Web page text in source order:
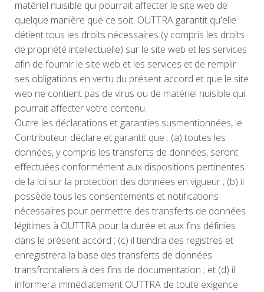
matériel nuisible qui pourrait affecter le site web de
quelque manière que ce soit. OUTTRA garantit qu'elle
détient tous les droits nécessaires (y compris les droits
de propriété intellectuelle) sur le site web et les services
afin de fournir le site web et les services et de remplir
ses obligations en vertu du présent accord et que le site
web ne contient pas de virus ou de matériel nuisible qui
pourrait affecter votre contenu.
Outre les déclarations et garanties susmentionnées, le
Contributeur déclare et garantit que : (a) toutes les
données, y compris les transferts de données, seront
effectuées conformément aux dispositions pertinentes
de la loi sur la protection des données en vigueur ; (b) il
possède tous les consentements et notifications
nécessaires pour permettre des transferts de données
légitimes à OUTTRA pour la durée et aux fins définies
dans le présent accord ; (c) il tiendra des registres et
enregistrera la base des transferts de données
transfrontaliers à des fins de documentation ; et (d) il
informera immédiatement OUTTRA de toute exigence